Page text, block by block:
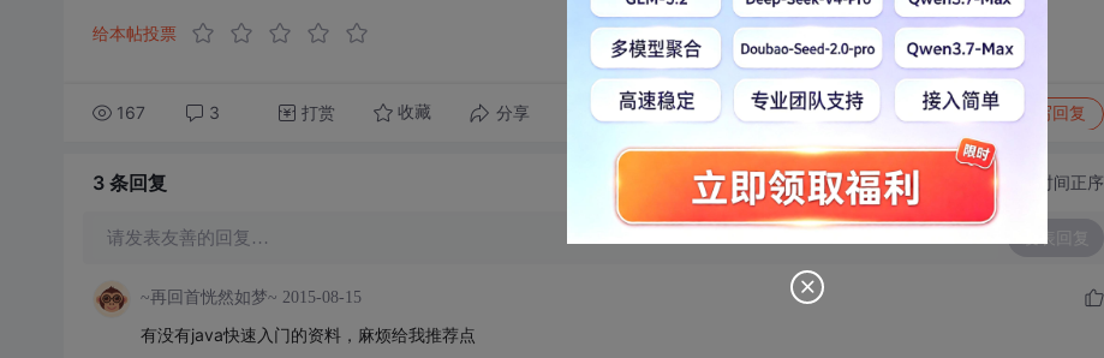
给本帖投票
167 3 打赏 收藏 分享 转发到动态 举报 写回复
3 条回复 切换为时间正序
请发表友善的回复…
~再回首恍然如梦~ 2015-08-15
有没有java快速入门的资料，麻烦给我推荐点